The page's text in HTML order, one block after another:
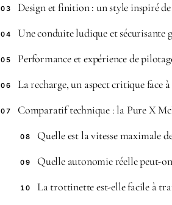
03 Design et finition : un style inspiré
04 Une conduite ludique et sécurisante
05 Performance et expérience de
06 La recharge, un aspect critique face
07 Comparatif technique : la Pure X
08 Quelle est la vitesse maximale
09 Quelle autonomie réelle peut-
10 La trottinette est-elle facile à